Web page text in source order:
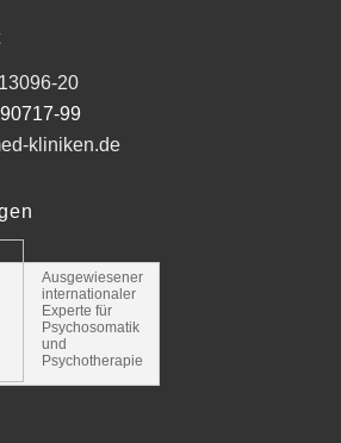
20
99
kliniken.de
Ausgewiesener
internationaler
Experte für
Psychosomatik
und
Psychotherapie